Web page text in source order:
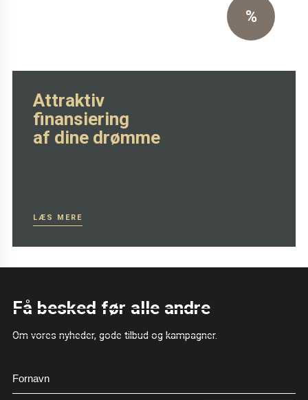
%
Attraktiv
finansiering
af dine drømme
LÆS MERE
Få besked før alle andre
Om vores nyheder, gode tilbud og kampagner.